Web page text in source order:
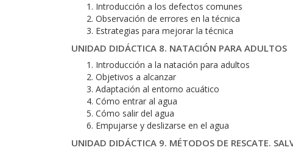
Introducción a los defectos comunes
Observación de errores en la técnica
Estrategias para mejorar la técnica
UNIDAD DIDÁCTICA 8. NATACIÓN PARA ADULTOS
Introducción a la natación para adultos
Objetivos a alcanzar
Adaptación al entorno acuático
Cómo entrar al agua
Cómo salir del agua
Empujarse y deslizarse en el agua
UNIDAD DIDÁCTICA 9. MÉTODOS DE RESCATE.